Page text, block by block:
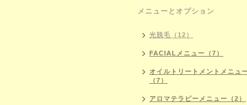
メニューとオプション
光脱毛（12）
FACIALメニュー（7）
オイルトリートメントメニュ
（7）
アロマテラピーメニュー（2）